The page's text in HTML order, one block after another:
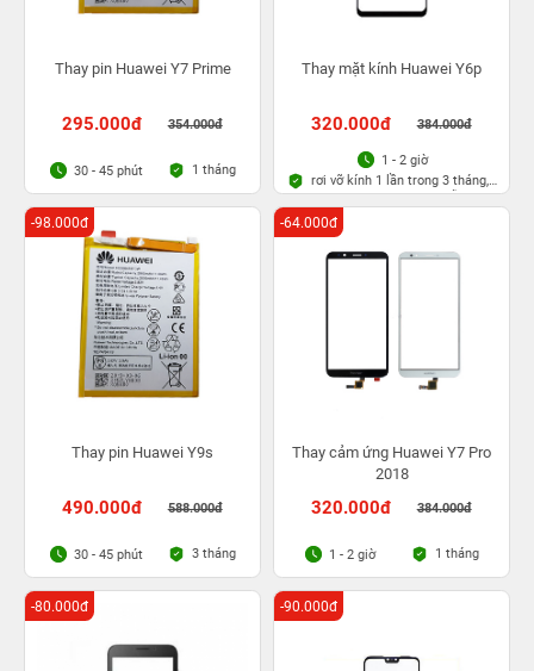
Thay pin Huawei Y7 Prime
295.000đ 354.000đ
30 - 45 phút 1 tháng
Thay mặt kính Huawei Y6p
320.000đ 384.000đ
1 - 2 giờ
rơi vỡ kính 1 lần trong 3 tháng,
Bảo hành bụi bọt vĩnh viễn
Thay pin Huawei Y9s
490.000đ 588.000đ
-98.000đ
30 - 45 phút 3 tháng
Thay cảm ứng Huawei Y7 Pro
2018
320.000đ 384.000đ
-64.000đ
1 - 2 giờ 1 tháng
-80.000đ -90.000đ